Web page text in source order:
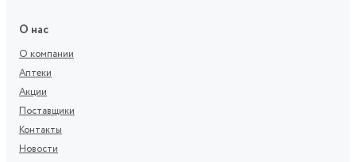
О нас
О компании
Аптеки
Акции
Поставщики
Контакты
Новости